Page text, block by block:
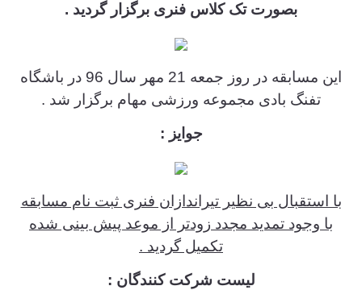
بصورت تک کلاس فنری برگزار گردید .
این مسابقه در روز جمعه 21 مهر سال 96 در باشگاه
تفنگ بادی مجموعه ورزشی مهام برگزار شد .
جوایز :
با استقبال بی نظیر تیراندازان فنری ثبت نام مسابقه
با وجود تمدید مجدد زودتر از موعد پیش بینی شده
تکمیل گردید .
لیست شرکت کنندگان :